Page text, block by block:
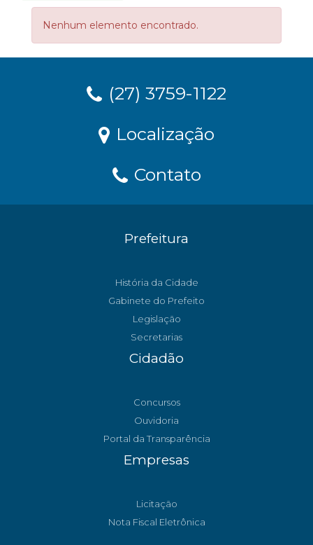
Nenhum elemento encontrado.
(27) 3759-1122
Localização
Contato
Prefeitura
História da Cidade
Gabinete do Prefeito
Legislação
Secretarias
Cidadão
Concursos
Ouvidoria
Portal da Transparência
Empresas
Licitação
Nota Fiscal Eletrônica